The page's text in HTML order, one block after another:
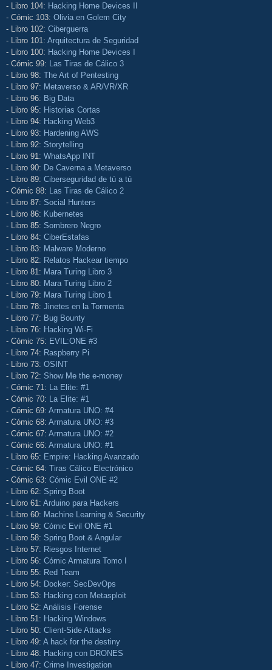
- Libro 104: Hacking Home Devices II
- Cómic 103: Olivia en Golem City
- Libro 102: Ciberguerra
- Libro 101: Arquitectura de Seguridad
- Libro 100: Hacking Home Devices I
- Cómic 99: Las Tiras de Cálico 3
- Libro 98: The Art of Pentesting
- Libro 97: Metaverso & AR/VR/XR
- Libro 96: Big Data
- Libro 95: Historias Cortas
- Libro 94: Hacking Web3
- Libro 93: Hardening AWS
- Libro 92: Storytelling
- Libro 91: WhatsApp INT
- Libro 90: De Caverna a Metaverso
- Libro 89: Ciberseguridad de tú a tú
- Cómic 88: Las Tiras de Cálico 2
- Libro 87: Social Hunters
- Libro 86: Kubernetes
- Libro 85: Sombrero Negro
- Libro 84: CiberEstafas
- Libro 83: Malware Moderno
- Libro 82: Relatos Hackear tiempo
- Libro 81: Mara Turing Libro 3
- Libro 80: Mara Turing Libro 2
- Libro 79: Mara Turing Libro 1
- Libro 78: Jinetes en la Tormenta
- Libro 77: Bug Bounty
- Libro 76: Hacking Wi-Fi
- Cómic 75: EVIL:ONE #3
- Libro 74: Raspberry Pi
- Libro 73: OSINT
- Libro 72: Show Me the e-money
- Cómic 71: La Elite: #1
- Cómic 70: La Elite: #1
- Cómic 69: Armatura UNO: #4
- Cómic 68: Armatura UNO: #3
- Cómic 67: Armatura UNO: #2
- Cómic 66: Armatura UNO: #1
- Libro 65: Empire: Hacking Avanzado
- Cómic 64: Tiras Cálico Electrónico
- Cómic 63: Cómic Evil ONE #2
- Libro 62: Spring Boot
- Libro 61: Arduino para Hackers
- Libro 60: Machine Learning & Security
- Libro 59: Cómic Evil ONE #1
- Libro 58: Spring Boot & Angular
- Libro 57: Riesgos Internet
- Libro 56: Cómic Armatura Tomo I
- Libro 55: Red Team
- Libro 54: Docker: SecDevOps
- Libro 53: Hacking con Metasploit
- Libro 52: Análisis Forense
- Libro 51: Hacking Windows
- Libro 50: Client-Side Attacks
- Libro 49: A hack for the destiny
- Libro 48: Hacking con DRONES
- Libro 47: Crime Investigation